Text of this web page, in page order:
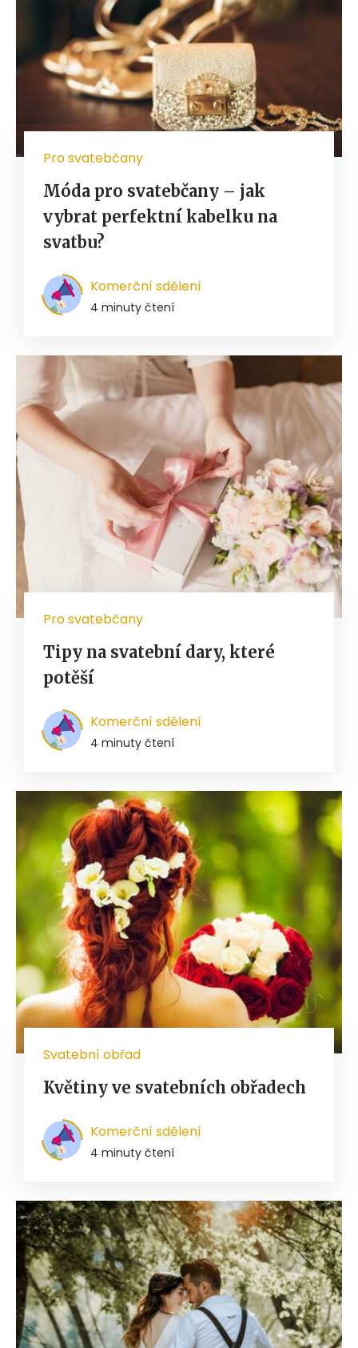
Pro svatebčany
Móda pro svatebčany – jak
vybrat perfektní kabelku na
svatbu?
Komerční sdělení
4 minuty čtení
Pro svatebčany
Tipy na svatební dary, které
potěší
Komerční sdělení
4 minuty čtení
Svatební obřad
Květiny ve svatebních obřadech
Komerční sdělení
4 minuty čtení